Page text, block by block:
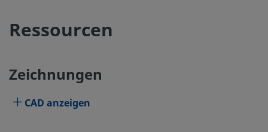
Ressourcen
Zeichnungen
CAD anzeigen